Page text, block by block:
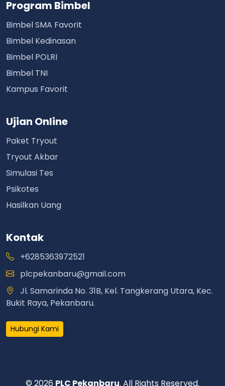
Program Bimbel
Bimbel SMA Favorit
Bimbel Kedinasan
Bimbel POLRI
Bimbel TNI
Kampus Favorit
Ujian Online
Paket Tryout
Tryout Akbar
Simulasi Tes
Psikotes
Hasilkan Uang
Kontak
+6285363972521
plcpekanbaru@gmail.com
Jl. Samarinda No. 31B, Kel. Tangkerang Utara, Kec.
Bukit Raya, Pekanbaru.
Hubungi Kami
© 2026 PLC Pekanbaru. All Rights Reserved.